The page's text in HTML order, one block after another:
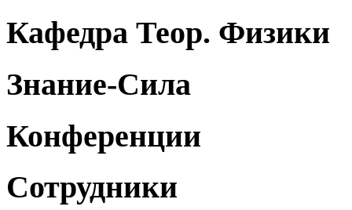
Кафедра Теор. Физики
Знание-Сила
Конференции
Сотрудники